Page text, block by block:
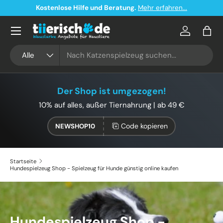
Direkt zum Inhalt
Kostenloser Versand ab 49€ in Deutschland
Alle
Konto
Der Shop ist umgezogen!
10% auf alles, außer Tiernahrung | ab 49 €
NEWSHOP10 Code kopieren
Startseite
Hundespielzeug Shop - Spielzeug für Hunde günstig online kaufen